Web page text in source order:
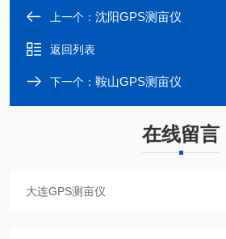
上一个： 沈阳GPS测亩仪
返回列表
下一个： 鞍山GPS测亩仪
在线留言